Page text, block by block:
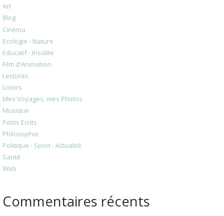
Art
Blog
Cinéma
Ecologie - Nature
Educatif - Insolite
Film d'Animation
Lectures
Loisirs
Mes Voyages, mes Photos
Musique
Petits Ecrits
Philosophie
Politique - Sport - Actualité
Santé
Web
Commentaires récents